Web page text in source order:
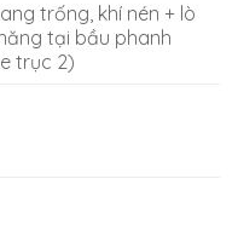
trống, khí nén + lò
tại bầu phanh
trục 2)